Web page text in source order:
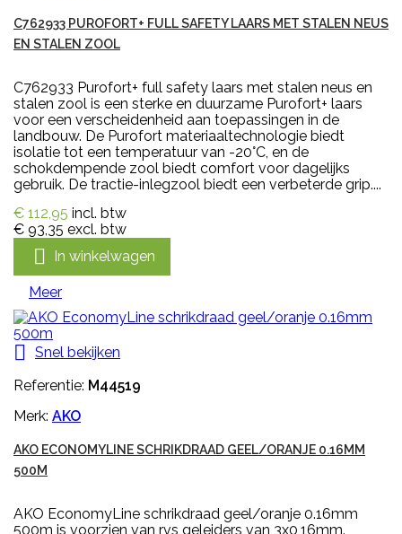
C762933 PUROFORT+ FULL SAFETY LAARS MET STALEN NEUS
EN STALEN ZOOL
C762933 Purofort+ full safety laars met stalen neus en
stalen zool is een sterke en duurzame Purofort+ laars
voor een verscheidenheid aan toepassingen in de
landbouw. De Purofort materiaaltechnologie biedt
isolatie tot een temperatuur van -20°C, en de
schokdempende zool biedt comfort voor dagelijks
gebruik. De tractie-inlegzool biedt een verbeterde grip....
€ 112,95 incl. btw
€ 93,35 excl. btw
 In winkelwagen
Meer

Snel bekijken
Referentie: M44519
Merk: AKO
AKO ECONOMYLINE SCHRIKDRAAD GEEL/ORANJE 0.16MM
500M
AKO EconomyLine schrikdraad geel/oranje 0.16mm
500m is voorzien van rvs geleiders van 3x0,16mm.